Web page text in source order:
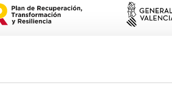
Descubre Experiencias